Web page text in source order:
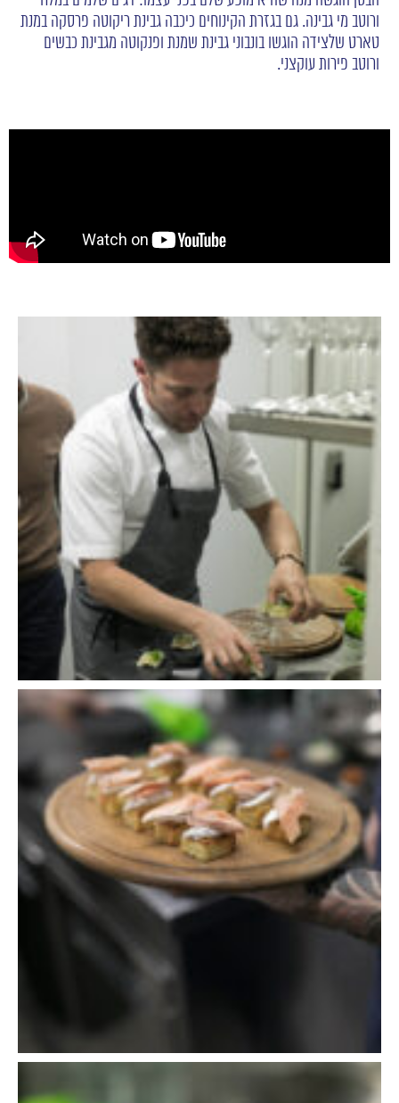
ורוטב מי גבינה. גם בגזרת הקינוחים כיכבה גבינת ריקוטה פרסקה במנת
טארט שלצידה הוגשו בונבוני גבינת שמנת ופנקוטה מגבינת כבשים
ורוטב פירות עוקצני.